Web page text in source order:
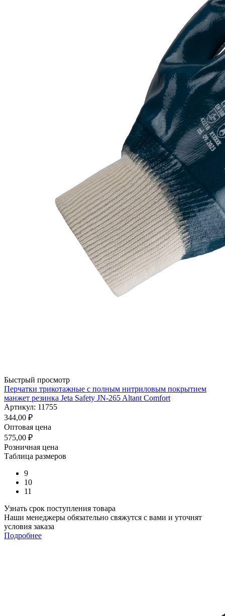
Быстрый просмотр
Перчатки трикотажные с полным нитриловым покрытием
манжет резинка Jeta Safety JN-265 Altant Comfort
Артикул: 11755
344,00 ₽
Оптовая цена
575,00 ₽
Розничная цена
Таблица размеров
9
10
11
Узнать срок поступления товара
Наши менеджеры обязательно свяжутся с вами и уточнят
условия заказа
Подробнее